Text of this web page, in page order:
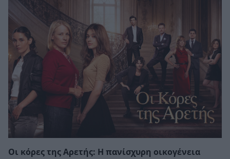
Οι κόρες της Αρετής: Η πανίσχυρη οικογένεια